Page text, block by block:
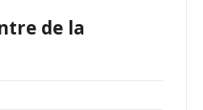
de la